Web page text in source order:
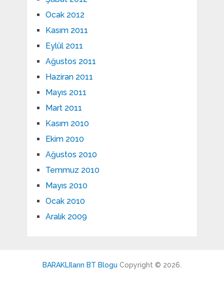
Ocak 2012
Kasım 2011
Eylül 2011
Ağustos 2011
Haziran 2011
Mayıs 2011
Mart 2011
Kasım 2010
Ekim 2010
Ağustos 2010
Temmuz 2010
Mayıs 2010
Ocak 2010
Aralık 2009
BARAKLIların BT Blogu Copyright © 2026.